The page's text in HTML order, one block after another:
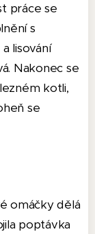
práce se
s
lisování
Nakonec se
kotli,
se
omáčky dělá
poptávka